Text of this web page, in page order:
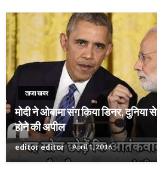
ताजा खबर
मोदी ने ओबामा संग किया डिनर,
होने की अपील
editor editor April 1, 2016